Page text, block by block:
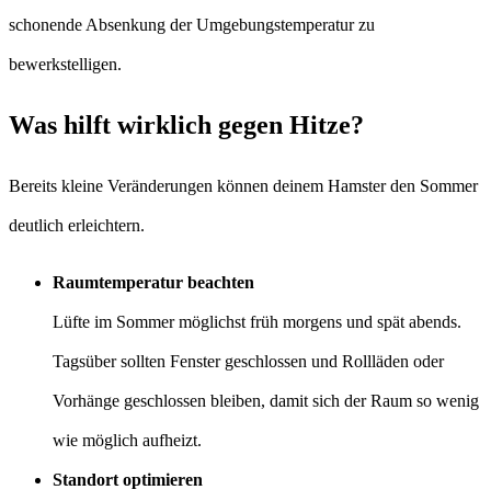
schonende Absenkung der Umgebungstemperatur zu
bewerkstelligen.
Was hilft wirklich gegen Hitze?
Bereits kleine Veränderungen können deinem Hamster den Sommer
deutlich erleichtern.
Raumtemperatur beachten
Lüfte im Sommer möglichst früh morgens und spät abends.
Tagsüber sollten Fenster geschlossen und Rollläden oder
Vorhänge geschlossen bleiben, damit sich der Raum so wenig
wie möglich aufheizt.
Standort optimieren